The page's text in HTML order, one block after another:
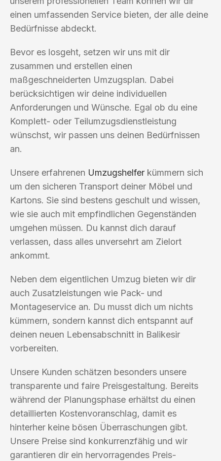
einen umfassenden Service bieten, der alle deine
Bedürfnisse abdeckt.
Bevor es losgeht, setzen wir uns mit dir
zusammen und erstellen einen
maßgeschneiderten Umzugsplan. Dabei
berücksichtigen wir deine individuellen
Anforderungen und Wünsche. Egal ob du eine
Komplett- oder Teilumzugsdienstleistung
wünschst, wir passen uns deinen Bedürfnissen
an.
Unsere erfahrenen Umzugshelfer kümmern sich
um den sicheren Transport deiner Möbel und
Kartons. Sie sind bestens geschult und wissen,
wie sie auch mit empfindlichen Gegenständen
umgehen müssen. Du kannst dich darauf
verlassen, dass alles unversehrt am Zielort
ankommt.
Neben dem eigentlichen Umzug bieten wir dir
auch Zusatzleistungen wie Pack- und
Montageservice an. Du musst dich um nichts
kümmern, sondern kannst dich entspannt auf
deinen neuen Lebensabschnitt in Balikesir
vorbereiten.
Unsere Kunden schätzen besonders unsere
transparente und faire Preisgestaltung. Bereits
während der Planungsphase erhältst du einen
detaillierten Kostenvoranschlag, damit es
hinterher keine bösen Überraschungen gibt.
Unsere Preise sind konkurrenzfähig und wir
garantieren dir ein hervorragendes Preis-